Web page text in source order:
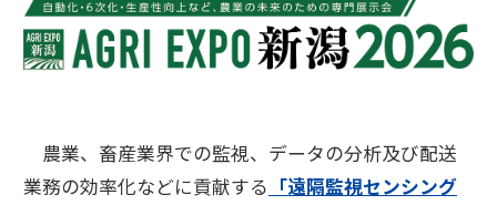
農業、畜産業界での監視、データの分析及び配送
業務の効率化などに貢献する 「遠隔監視センシング